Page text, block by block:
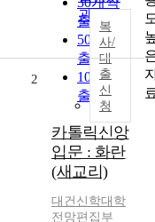
관순
출력
50개씩
출력
100개씩
출력
복
사/
대
출
신
청
2
카톨릭신앙
입문 : 화란
(새교리)
대건신학대학
전망편집부